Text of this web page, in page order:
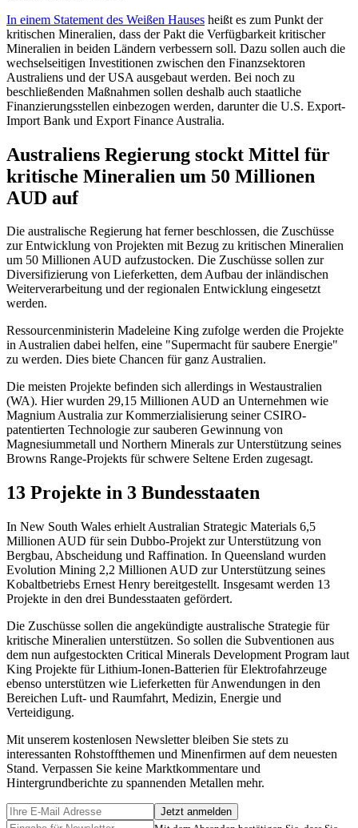
In einem Statement des Weißen Hauses heißt es zum Punkt der
kritischen Mineralien, dass der Pakt die Verfügbarkeit kritischer
Mineralien in beiden Ländern verbessern soll. Dazu sollen auch die
wechselseitigen Investitionen zwischen den Finanzsektoren
Australiens und der USA ausgebaut werden. Bei noch zu
beschließenden Maßnahmen sollen deshalb auch staatliche
Finanzierungsstellen einbezogen werden, darunter die U.S. Export-
Import Bank und Export Finance Australia.
Australiens Regierung stockt Mittel für
kritische Mineralien um 50 Millionen
AUD auf
Die australische Regierung hat ferner beschlossen, die Zuschüsse
zur Entwicklung von Projekten mit Bezug zu kritischen Mineralien
um 50 Millionen AUD aufzustocken. Die Zuschüsse sollen zur
Diversifizierung von Lieferketten, dem Aufbau der inländischen
Weiterverarbeitung und der regionalen Entwicklung eingesetzt
werden.
Ressourcenministerin Madeleine King zufolge werden die Projekte
in Australien dabei helfen, eine "Supermacht für saubere Energie"
zu werden. Dies biete Chancen für ganz Australien.
Die meisten Projekte befinden sich allerdings in Westaustralien
(WA). Hier wurden 29,15 Millionen AUD an Unternehmen wie
Magnium Australia zur Kommerzialisierung seiner CSIRO-
patentierten Technologie zur sauberen Gewinnung von
Magnesiummetall und Northern Minerals zur Unterstützung seines
Browns Range-Projekts für schwere Seltene Erden zugesagt.
13 Projekte in 3 Bundesstaaten
In New South Wales erhielt Australian Strategic Materials 6,5
Millionen AUD für sein Dubbo-Projekt zur Unterstützung von
Bergbau, Abscheidung und Raffination. In Queensland wurden
Evolution Mining 2,2 Millionen AUD zur Unterstützung seines
Kobaltbetriebs Ernest Henry bereitgestellt. Insgesamt werden 13
Projekte in den drei Bundesstaaten gefördert.
Die Zuschüsse sollen die angekündigte australische Strategie für
kritische Mineralien unterstützen. So sollen die Subventionen aus
dem nun aufgestockten Critical Minerals Development Program laut
King Projekte für Lithium-Ionen-Batterien für Elektrofahrzeuge
ebenso unterstützen wie Lieferketten für Anwendungen in den
Bereichen Luft- und Raumfahrt, Medizin, Energie und
Verteidigung.
Mit unserem kostenlosen Newsletter bleiben Sie stets zu
interessanten Rohstoffthemen und Minenfirmen auf dem neuesten
Stand. Verpassen Sie keine Marktkommentare und
Hintergrundberichte zu spannenden Metallen mehr.
Jetzt anmelden